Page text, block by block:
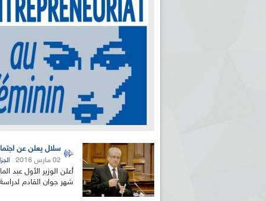
سلال يعلن عن
02 مارس 2016
أعلن الوزير الأول عبد
شهر جوان القادم